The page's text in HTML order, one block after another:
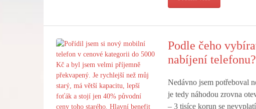
Podle čeho
nabíjení telefonu?
Nedávno jsem potřeboval
je tedy náhodou zrovna
– 3 tisíce korun se